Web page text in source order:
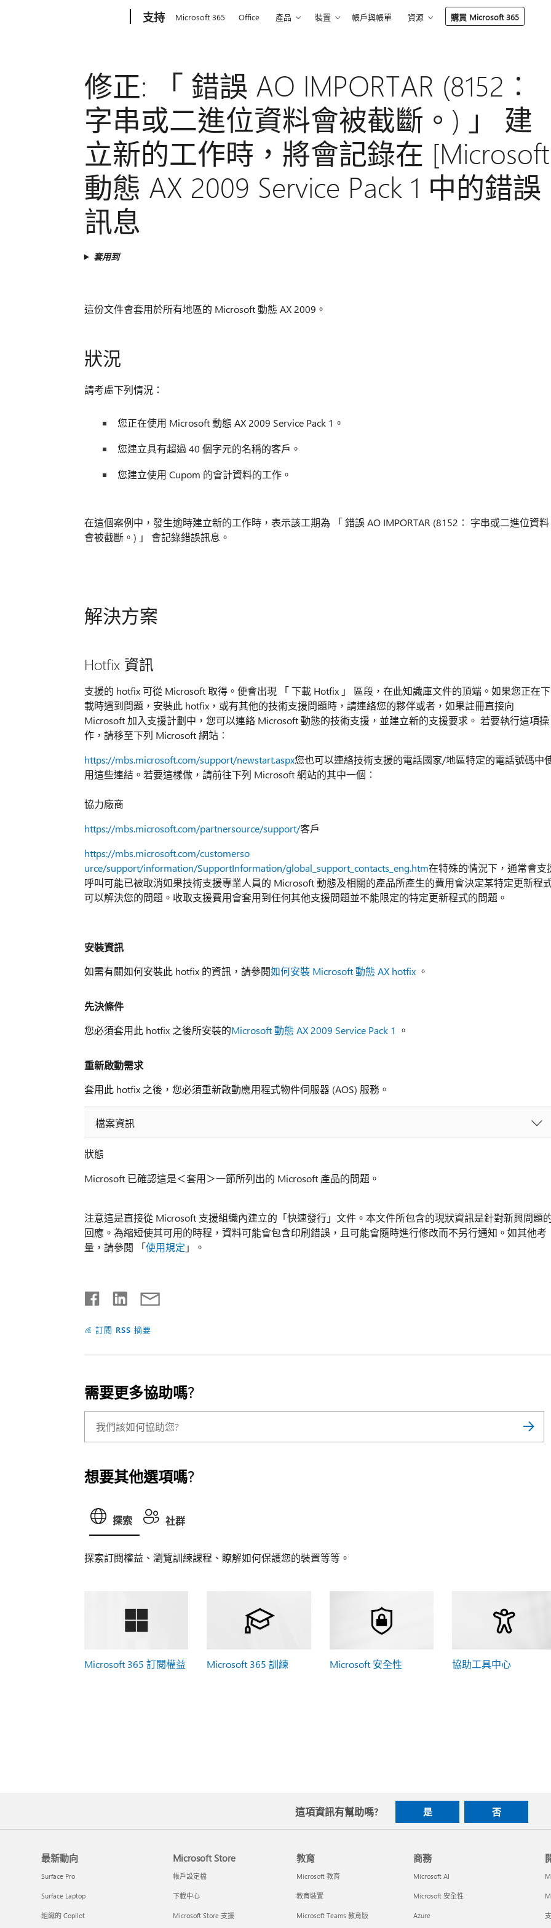
支持 Microsoft 365 Office 產品 裝置 帳戶與帳單 資源 購買 Microsoft 365
修正: 「 錯誤 AO IMPORTAR (8152︰
字串或二進位資料會被截斷。) 」 建
立新的工作時，將會記錄在 [Microsoft
動態 AX 2009 Service Pack 1 中的錯誤
訊息
套用到
這份文件會套用於所有地區的 Microsoft 動態 AX 2009。
狀況
請考慮下列情況：
您正在使用 Microsoft 動態 AX 2009 Service Pack 1。
您建立具有超過 40 個字元的名稱的客戶。
您建立使用 Cupom 的會計資料的工作。
在這個案例中，發生逾時建立新的工作時，表示該工期為 「 錯誤 AO IMPORTAR (8152︰ 字串或二進位資料
會被截斷。) 」 會記錄錯誤訊息。
解決方案
Hotfix 資訊
支援的 hotfix 可從 Microsoft 取得。便會出現 「 下載 Hotfix 」 區段，在此知識庫文件的頂端。如果您正在下
載時遇到問題，安裝此 hotfix，或有其他的技術支援問題時，請連絡您的夥伴或者，如果註冊直接向
Microsoft 加入支援計劃中，您可以連絡 Microsoft 動態的技術支援，並建立新的支援要求。 若要執行這項操
作，請移至下列 Microsoft 網站︰
https://mbs.microsoft.com/support/newstart.aspx您也可以連絡技術支援的電話國家/地區特定的電話號碼中
用這些連結。若要這樣做，請前往下列 Microsoft 網站的其中一個︰
協力廠商
https://mbs.microsoft.com/partnersource/support/客戶
https://mbs.microsoft.com/customerso
urce/support/information/SupportInformation/global_support_contacts_eng.htm在特殊的情況下，通常會支
呼叫可能已被取消如果技術支援專業人員的 Microsoft 動態及相關的產品所產生的費用會決定某特定更新程
可以解決您的問題。收取支援費用會套用到任何其他支援問題並不能限定的特定更新程式的問題。
安裝資訊
如需有關如何安裝此 hotfix 的資訊，請參閱如何安裝 Microsoft 動態 AX hotfix。
先決條件
您必須套用此 hotfix 之後所安裝的Microsoft 動態 AX 2009 Service Pack 1 。
重新啟動需求
套用此 hotfix 之後，您必須重新啟動應用程式物件伺服器 (AOS) 服務。
檔案資訊
狀態
Microsoft 已確認這是＜套用＞一節所列出的 Microsoft 產品的問題。
注意這是直接從 Microsoft 支援組織內建立的「快速發行」文件。本文件所包含的現狀資訊是針對新興問題
回應。為縮短使其可用的時程，資料可能會包含印刷錯誤，且可能會隨時進行修改而不另行通知。如其他考
量，請參閱 「使用規定 」。
訂閱 RSS 摘要
需要更多協助嗎?
想要其他選項嗎?
探索 社群
探索訂閱權益、瀏覽訓練課程、瞭解如何保護您的裝置等等。
Microsoft 365 訂閱權益 Microsoft 365 訓練 Microsoft 安全性 協助工具中心
這項資訊有幫助嗎? 是 否
最新動向
Surface Pro
Surface Laptop
組織的 Copilot
Microsoft Store
帳戶設定檔
下載中心
Microsoft Store 支援
教育
Microsoft 教育
教育裝置
Microsoft Teams 教育版
商務
Microsoft AI
Microsoft 安全性
Azure